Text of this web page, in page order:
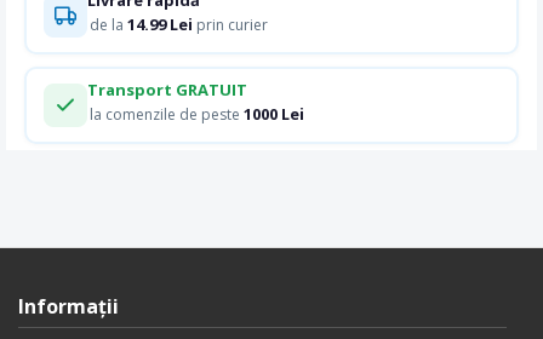
de la 14.99 Lei prin curier
Transport GRATUIT
la comenzile de peste 1000 Lei
Informaţii